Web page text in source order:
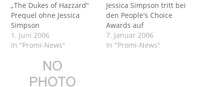
„The Dukes of Hazzard“
Prequel ohne Jessica
Simpson
1. Juni 2006
In "Promi-News"
Jessica Simpson tritt bei
den People's Choice
Awards auf
7. Januar 2006
In "Promi-News"